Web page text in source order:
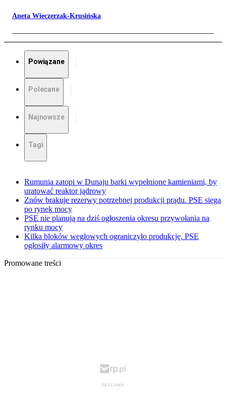
Aneta Wieczerzak-Krusińska
Powiązane
Polecane
Najnowsze
Tagi
Rumunia zatopi w Dunaju barki wypełnione kamieniami, by
uratować reaktor jądrowy
Znów brakuje rezerwy potrzebnej produkcji prądu. PSE sięga
po rynek mocy
PSE nie planują na dziś ogłoszenia okresu przywołania na
rynku mocy
Kilka bloków węglowych ograniczyło produkcję. PSE
ogłosiły alarmowy okres
Promowane treści